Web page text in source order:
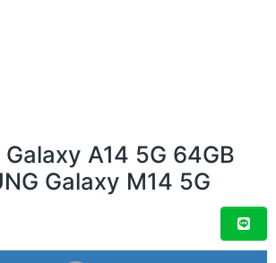
Galaxy A14 5G 64GB
Galaxy M14 5G